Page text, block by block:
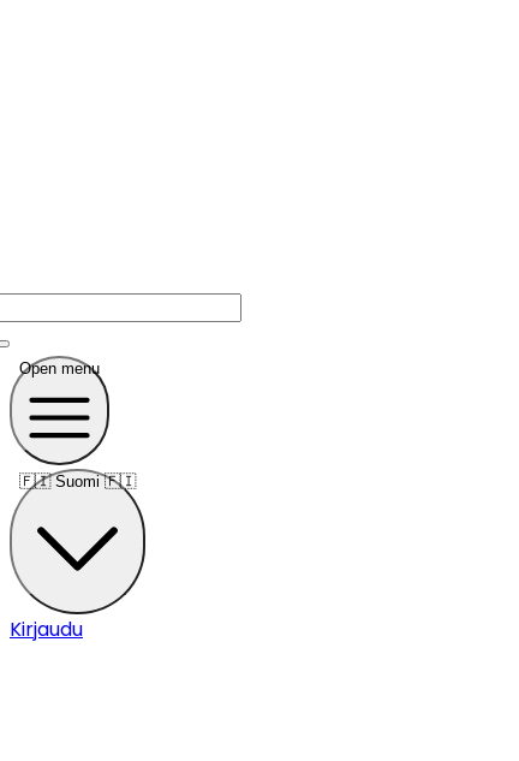
Open menu
🇫🇮 Suomi 🇫🇮
Kirjaudu